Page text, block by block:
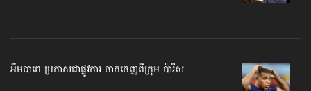
អឹមបាពេ ប្រកាសជាផ្លូវការ ចាកចេញពីក្រុម ប៉ារីស